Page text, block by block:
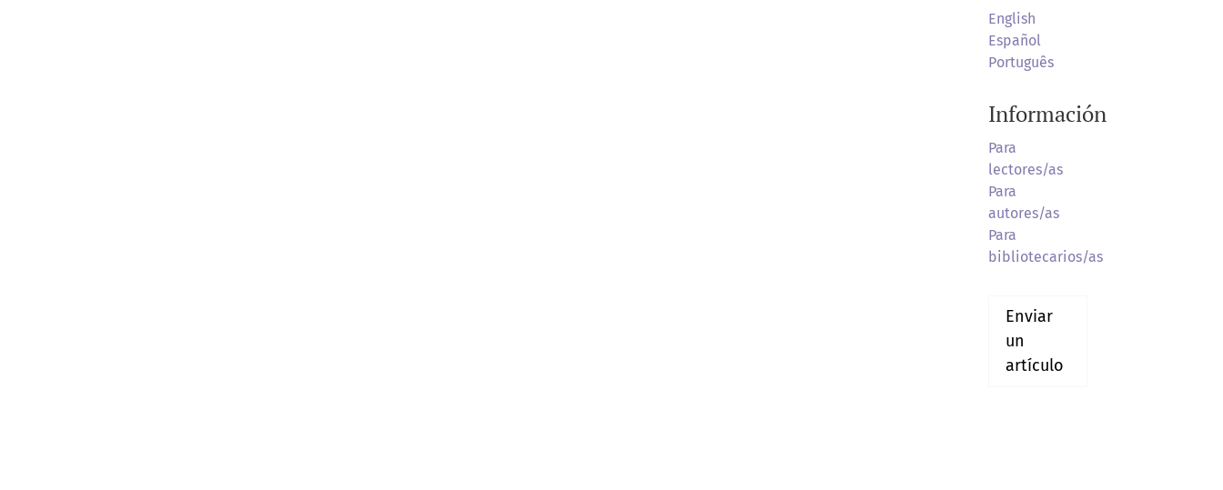
English
Español
Português
Información
Para
lectores/as
Para
autores/as
Para
bibliotecarios/as
Enviar
un
artículo